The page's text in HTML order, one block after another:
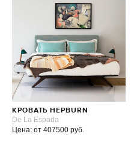
КРОВАТЬ HEPBURN
De La Espada
Цена: от 407500 руб.